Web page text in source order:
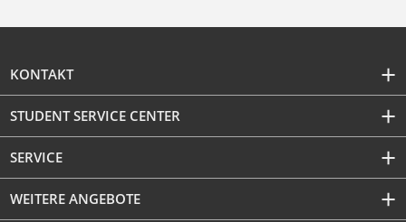
KONTAKT
STUDENT SERVICE CENTER
SERVICE
WEITERE ANGEBOTE